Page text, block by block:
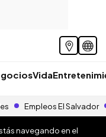
Vida
Empleos El Salvador
navegando en el